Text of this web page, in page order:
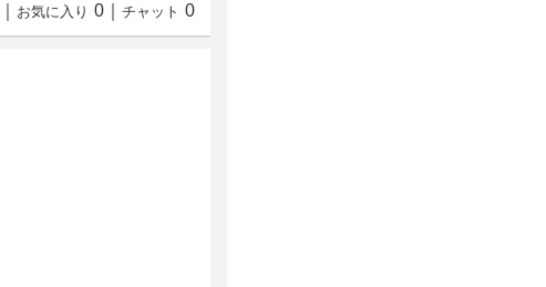
お気に入り 0 チャット 0